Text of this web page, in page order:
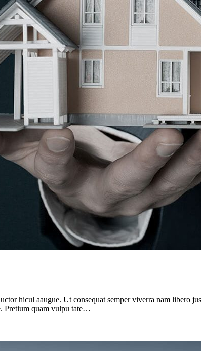
hicul aaugue. Ut consequat semper viverra nam libero
Pretium quam vulpu tate…